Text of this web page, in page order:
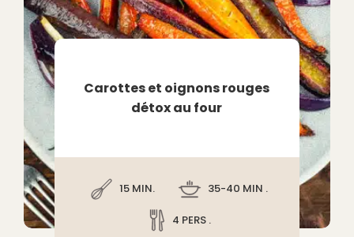
Carottes et oignons rouges
détox au four
15 MIN. 35-40 MIN .
4 PERS .